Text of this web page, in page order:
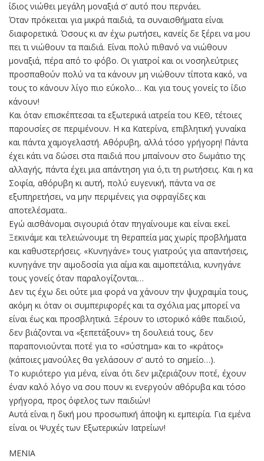
ίδιος νιώθει μεγάλη μοναξιά σ’ αυτό που περνάει.
Όταν πρόκειται για μικρά παιδιά, τα συναισθήματα είναι
διαφορετικά. Όσους κι αν έχω ρωτήσει, κανείς δε ξέρει να μου
πει τι νιώθουν τα παιδιά. Είναι πολύ πιθανό να νιώθουν
μοναξιά, πέρα από το φόβο. Οι γιατροί και οι νοσηλεύτριες
προσπαθούν πολύ να τα κάνουν μη νιώθουν τίποτα κακό, να
τους το κάνουν λίγο πιο εύκολο… Και για τους γονείς το ίδιο
κάνουν!
Και όταν επισκέπτεσαι τα εξωτερικά ιατρεία του ΚΕΘ, τέτοιες
παρουσίες σε περιμένουν. Η κα Κατερίνα, επιβλητική γυναίκα
και πάντα χαμογελαστή. Αθόρυβη, αλλά τόσο γρήγορη! Πάντα
έχει κάτι να δώσει στα παιδιά που μπαίνουν στο δωμάτιο της
αλλαγής, πάντα έχει μια απάντηση για ό,τι τη ρωτήσεις. Και η κα
Σοφία, αθόρυβη κι αυτή, πολύ ευγενική, πάντα να σε
εξυπηρετήσει, να μην περιμένεις για σφραγίδες και
αποτελέσματα..
Εγώ αισθάνομαι σιγουριά όταν πηγαίνουμε και είναι εκεί.
Ξεκινάμε και τελειώνουμε τη θεραπεία μας χωρίς προβλήματα
και καθυστερήσεις. «Κυνηγάνε» τους γιατρούς για απαντήσεις,
κυνηγάνε την αιμοδοσία για αίμα και αιμοπετάλια, κυνηγάνε
τους γονείς όταν παραλογίζονται…
Δεν τις έχω δει ούτε μια φορά να χάνουν την ψυχραιμία τους,
ακόμη κι όταν οι συμπεριφορές και τα σχόλια μας μπορεί να
είναι έως και προσβλητικά. Ξέρουν το ιστορικό κάθε παιδιού,
δεν βιάζονται να «ξεπετάξουν» τη δουλειά τους, δεν
παραπονιούνται ποτέ για το «σύστημα» και το «κράτος»
(κάποιες μανούλες θα γελάσουν σ’ αυτό το σημείο…).
Το κυριότερο για μένα, είναι ότι δεν μιζεριάζουν ποτέ, έχουν
έναν καλό λόγο να σου πουν κι ενεργούν αθόρυβα και τόσο
γρήγορα, προς όφελος των παιδιών!
Αυτά είναι η δική μου προσωπική άποψη κι εμπειρία. Για εμένα
είναι οι Ψυχές των Εξωτερικών Ιατρείων!
ΜΕΝΙΑ